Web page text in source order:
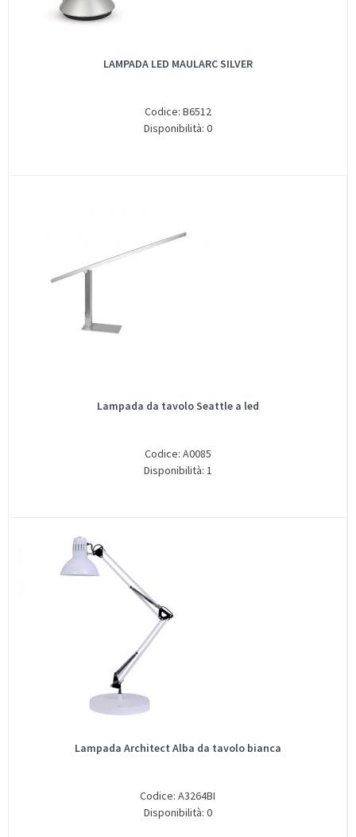
LAMPADA LED MAULARC SILVER
Codice: B6512
Disponibilità: 0
Lampada da tavolo Seattle a led
Codice: A0085
Disponibilità: 1
Lampada Architect Alba da tavolo bianca
Codice: A3264BI
Disponibilità: 0